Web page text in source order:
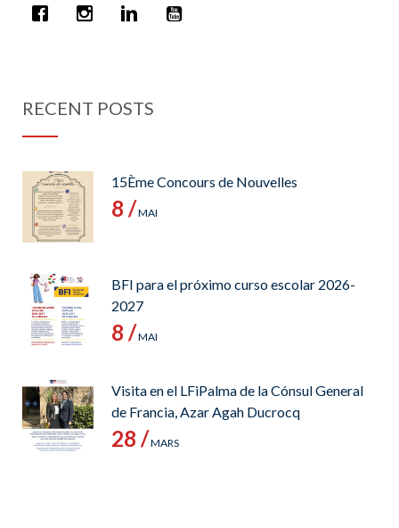
RECENT POSTS
15Ème Concours de Nouvelles
8 /MAI
BFI para el próximo curso escolar 2026-
2027
8 /MAI
Visita en el LFiPalma de la Cónsul General
de Francia, Azar Agah Ducrocq
28 /MARS